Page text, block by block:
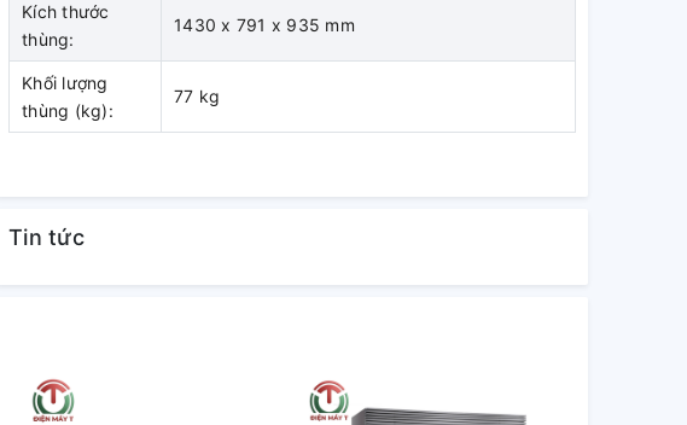
Kích thước
thùng:
1430 x 791 x 935 mm
Khối lượng
thùng (kg):
77 kg
Tin tức